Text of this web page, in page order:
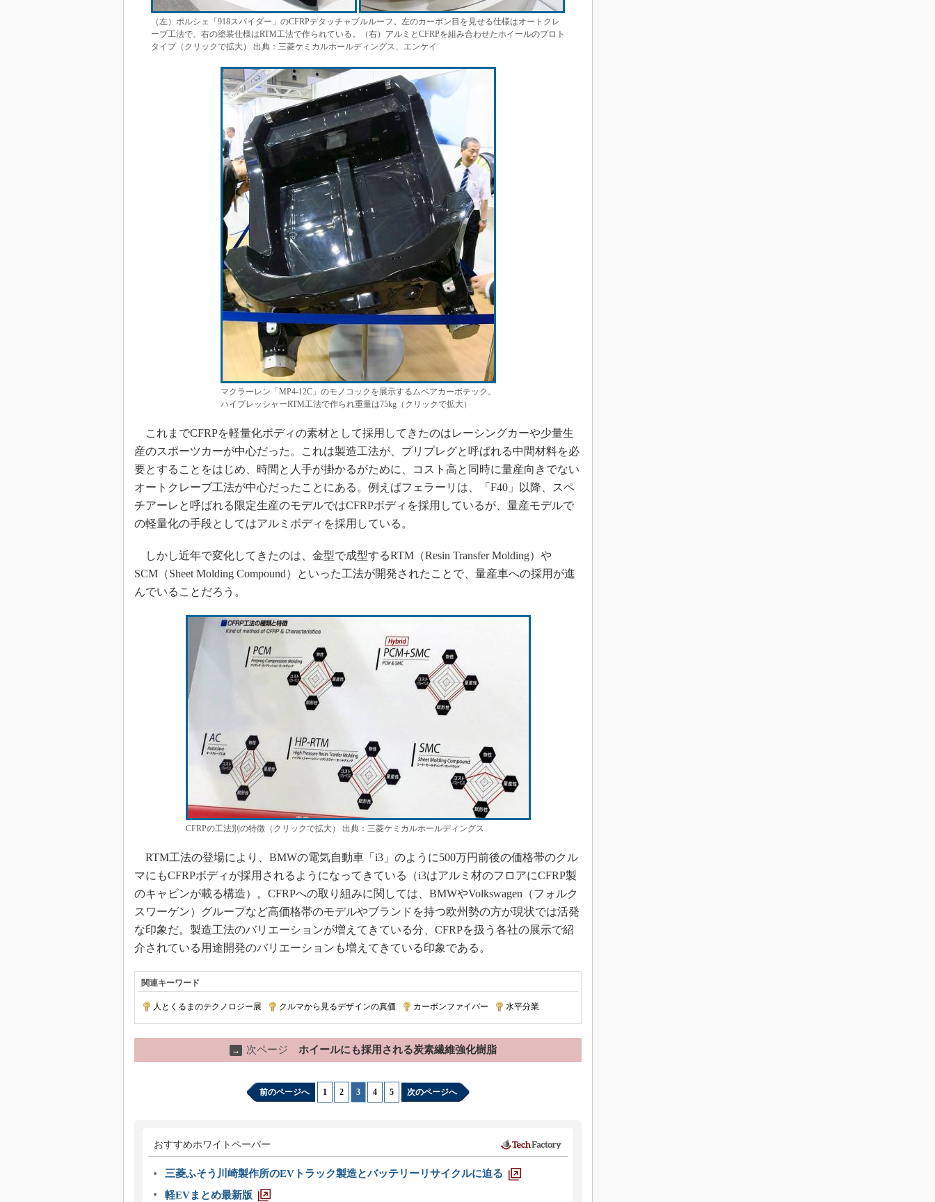
（左）ポルシェ「918スパイダー」のCFRPデタッチャブルルーフ。左のカーボン目を見せる仕様はオートクレ
ーブ工法で、右の塗装仕様はRTM工法で作られている。（右）アルミとCFRPを組み合わせたホイールのプロト
タイプ（クリックで拡大） 出典：三菱ケミカルホールディングス、エンケイ
マクラーレン「MP4-12C」のモノコックを展示するムベアカーボテック。
ハイプレッシャーRTM工法で作られ重量は75kg（クリックで拡大）
これまでCFRPを軽量化ボディの素材として採用してきたのはレーシングカーや少量生
産のスポーツカーが中心だった。これは製造工法が、プリプレグと呼ばれる中間材料を必
要とすることをはじめ、時間と人手が掛かるがために、コスト高と同時に量産向きでない
オートクレーブ工法が中心だったことにある。例えばフェラーリは、「F40」以降、スペ
チアーレと呼ばれる限定生産のモデルではCFRPボディを採用しているが、量産モデルで
の軽量化の手段としてはアルミボディを採用している。
しかし近年で変化してきたのは、金型で成型するRTM（Resin Transfer Molding）や
SCM（Sheet Molding Compound）といった工法が開発されたことで、量産車への採用が進
んでいることだろう。
CFRPの工法別の特徴（クリックで拡大） 出典：三菱ケミカルホールディングス
RTM工法の登場により、BMWの電気自動車「i3」のように500万円前後の価格帯のクル
マにもCFRPボディが採用されるようになってきている（i3はアルミ材のフロアにCFRP製
のキャビンが載る構造）。CFRPへの取り組みに関しては、BMWやVolkswagen（フォルク
スワーゲン）グループなど高価格帯のモデルやブランドを持つ欧州勢の方が現状では活発
な印象だ。製造工法のバリエーションが増えてきている分、CFRPを扱う各社の展示で紹
介されている用途開発のバリエーションも増えてきている印象である。
関連キーワード
人とくるまのテクノロジー展 クルマから見るデザインの真価 カーボンファイバー 水平分業
→ 次ページ ホイールにも採用される炭素繊維強化樹脂
前のページへ 1 2 3 4 5 次のページへ
おすすめホワイトペーパー
三菱ふそう川崎製作所のEVトラック製造とバッテリーリサイクルに迫る
軽EVまとめ最新版